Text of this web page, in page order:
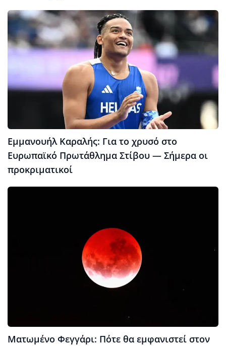
Εμμανουήλ Καραλής: Για το χρυσό στο
Ευρωπαϊκό Πρωτάθλημα Στίβου — Σήμερα οι
προκριματικοί
Ματωμένο Φεγγάρι: Πότε θα εμφανιστεί στον